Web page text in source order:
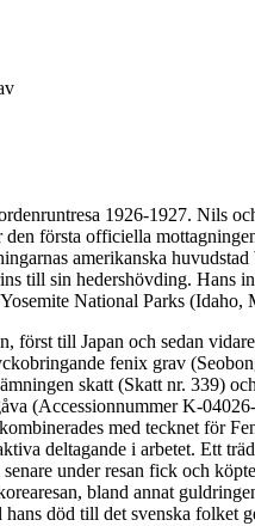
1926-1927. Nils
första officiella
amerikanska
till sin hedershövding. Hans
National Parks
först till Japan och sedan
fenix grav
skatt (Skatt nr. 339)
(Accessionnummer K-
med tecknet för
deltagande i arbetet. Ett
under resan fick och
bland annat
död till det svenska folket